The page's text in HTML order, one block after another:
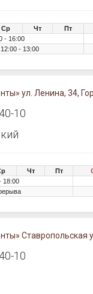
Ср Чт Пт
- 16:00
- 13:00
ул. Ленина, 34,
10
Чт Пт
18:00
Ставропольская
10